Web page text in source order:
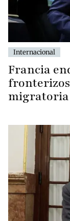
Internacional
Francia
migratoria